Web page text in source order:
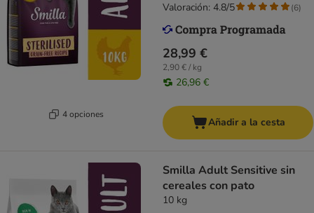
4 opciones
28,99 €
2,90 € / kg
26,96 €
Valoración: 4.8/5 (6)
Añadir a la cesta
Smilla Adult Sensitive sin
cereales con pato
10 kg